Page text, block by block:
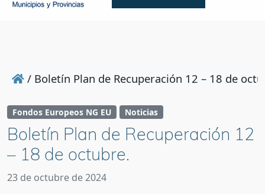
/ Boletín Plan de Recuperación 12 – 18 de
Fondos Europeos NG EU Noticias
Boletín Plan de Recuperación 12
– 18 de octubre.
23 de octubre de 2024